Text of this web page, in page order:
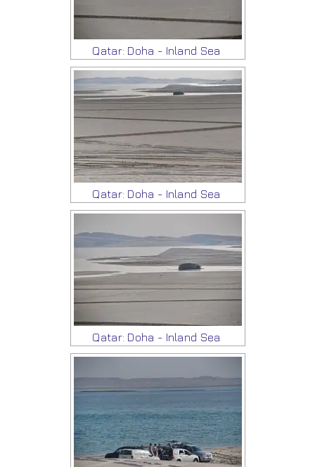
Qatar: Doha - Inland Sea
Qatar: Doha - Inland Sea
Qatar: Doha - Inland Sea